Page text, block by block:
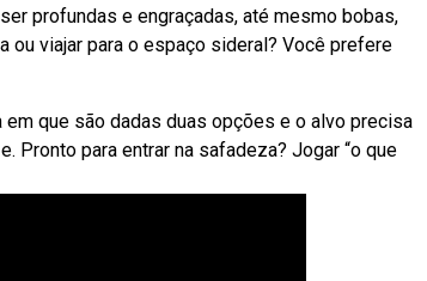
profundas e engraçadas, até mesmo bobas,
ou viajar para o espaço sideral? Você prefere
que são dadas duas opções e o alvo precisa
Pronto para entrar na safadeza? Jogar “o que